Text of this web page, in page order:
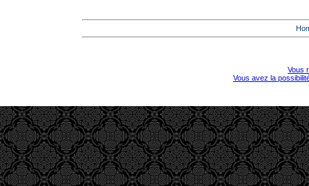
Vous
Vous avez la